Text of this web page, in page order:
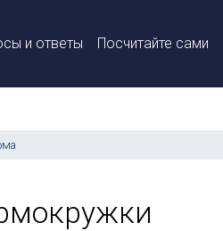
и ответы Посчитайте сами